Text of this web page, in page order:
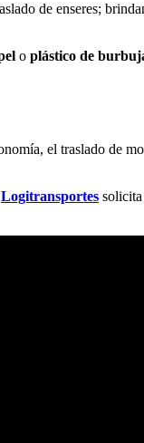
de enseres;
o plástico de
el traslado de
Logitransportes